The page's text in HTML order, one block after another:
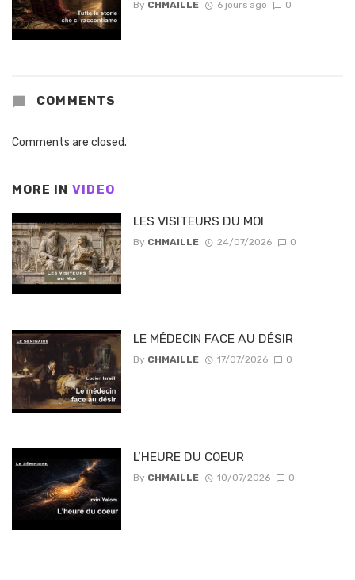
By CHMAILLE 6 jours ago 0
COMMENTS
Comments are closed.
MORE IN VIDEO
LES VISITEURS DU MOI
By CHMAILLE 24/07/2026 0
LE MÉDECIN FACE AU DÉSIR
By CHMAILLE 17/07/2026 0
L’HEURE DU COEUR
By CHMAILLE 10/07/2026 0